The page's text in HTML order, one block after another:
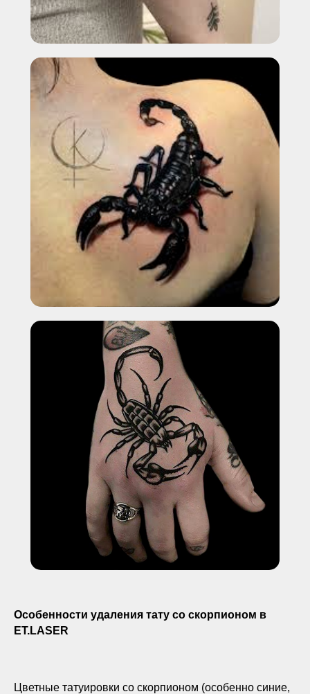
Особенности удаления тату со скорпионом в
ET.LASER
Цветные татуировки со скорпионом (особенно синие,